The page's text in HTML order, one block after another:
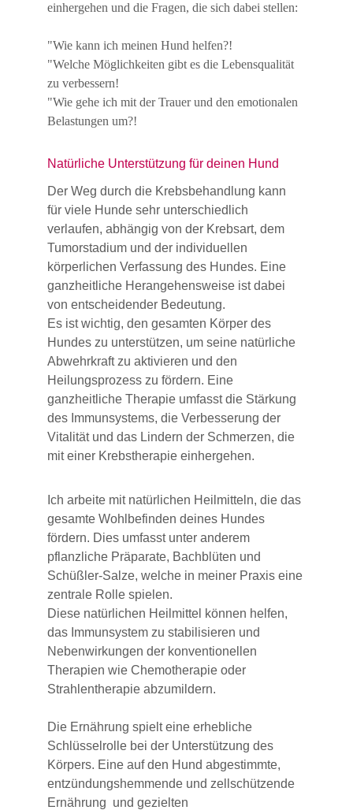
einhergehen und die Fragen, die sich dabei stellen:
"Wie kann ich meinen Hund helfen?!
"Welche Möglichkeiten gibt es die Lebensqualität
zu verbessern!
"Wie gehe ich mit der Trauer und den emotionalen
Belastungen um?!
Natürliche Unterstützung für deinen Hund
Der Weg durch die Krebsbehandlung kann
für viele Hunde sehr unterschiedlich
verlaufen, abhängig von der Krebsart, dem
Tumorstadium und der individuellen
körperlichen Verfassung des Hundes. Eine
ganzheitliche Herangehensweise ist dabei
von entscheidender Bedeutung.
Es ist wichtig, den gesamten Körper des
Hundes zu unterstützen, um seine natürliche
Abwehrkraft zu aktivieren und den
Heilungsprozess zu fördern. Eine
ganzheitliche Therapie umfasst die Stärkung
des Immunsystems, die Verbesserung der
Vitalität und das Lindern der Schmerzen, die
mit einer Krebstherapie einhergehen.
Ich arbeite mit natürlichen Heilmitteln, die das
gesamte Wohlbefinden deines Hundes
fördern. Dies umfasst unter anderem
pflanzliche Präparate, Bachblüten und
Schüßler-Salze, welche in meiner Praxis eine
zentrale Rolle spielen.
Diese natürlichen Heilmittel können helfen,
das Immunsystem zu stabilisieren und
Nebenwirkungen der konventionellen
Therapien wie Chemotherapie oder
Strahlentherapie abzumildern.
Die Ernährung spielt eine erhebliche
Schlüsselrolle bei der Unterstützung des
Körpers. Eine auf den Hund abgestimmte,
entzündungshemmende und zellschützende
Ernährung  und gezielten